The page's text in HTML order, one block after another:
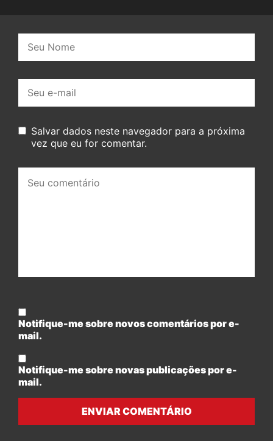
mail:
Salvar dados neste navegador para a próxima
vez que eu for comentar.
comentário:
Notifique-me sobre novos comentários por e-
mail.
Notifique-me sobre novas publicações por e-
mail.
ENVIAR COMENTÁRIO